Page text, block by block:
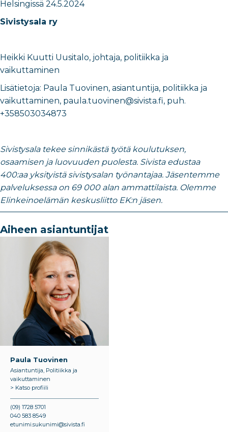
Helsingissä 24.5.2024
Sivistysala ry
Heikki Kuutti Uusitalo, johtaja, politiikka ja
vaikuttaminen
Lisätietoja: Paula Tuovinen, asiantuntija, politiikka ja
vaikuttaminen​, paula.tuovinen@sivista.fi, puh.
+358503034873
Sivistysala tekee sinnikästä työtä koulutuksen,
osaamisen ja luovuuden puolesta. Sivista edustaa
400:aa yksityistä sivistysalan työnantajaa. Jäsentemme
palveluksessa on 69 000 alan ammattilaista. Olemme
Elinkeinoelämän keskusliitto EK:n jäsen.
Aiheen asiantuntijat
Paula Tuovinen
Asiantuntija, Politiikka ja
vaikuttaminen
> Katso profiili
(09) 1728 5701
040 583 8549
etunimi.sukunimi@sivista.fi